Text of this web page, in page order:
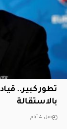
تطور كبير..
بالاستقالة
قبل 4 أيام